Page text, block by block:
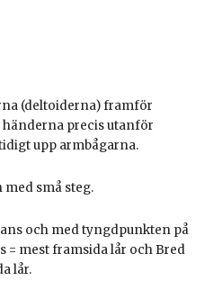
(deltoiderna) framför
precis utanför
upp armbågarna.
små steg.
och med tyngdpunkten på
= mest framsida lår och Bred
lår.